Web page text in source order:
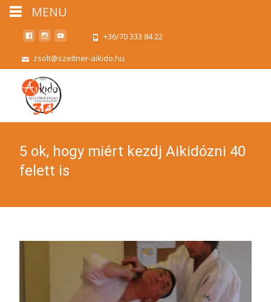
+36/70 333 84 22
zsolt@szeltner-aikido.hu
5 ok, hogy miért kezdj Aikidózni 40
felett is
MENU